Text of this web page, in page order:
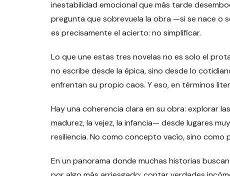
inestabilidad emocional que más tarde
pregunta que sobrevuela la obra —si se nace o
es precisamente el acierto: no simplificar.
Lo que une estas tres novelas no es solo el
no escribe desde la épica, sino desde lo
enfrentan su propio caos. Y eso, en términos
Hay una coherencia clara en su obra: explorar
madurez, la vejez, la infancia— desde lugares
resiliencia. No como concepto vacío, sino como
En un panorama donde muchas historias